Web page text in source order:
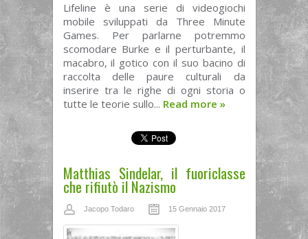
Lifeline è una serie di videogiochi
mobile sviluppati da Three Minute
Games. Per parlarne potremmo
scomodare Burke e il perturbante, il
macabro, il gotico con il suo bacino di
raccolta delle paure culturali da
inserire tra le righe di ogni storia o
tutte le teorie sullo... Read more »
Matthias Sindelar, il fuoriclasse
che rifiutò il Nazismo
Jacopo Todaro 15 Gennaio 2017